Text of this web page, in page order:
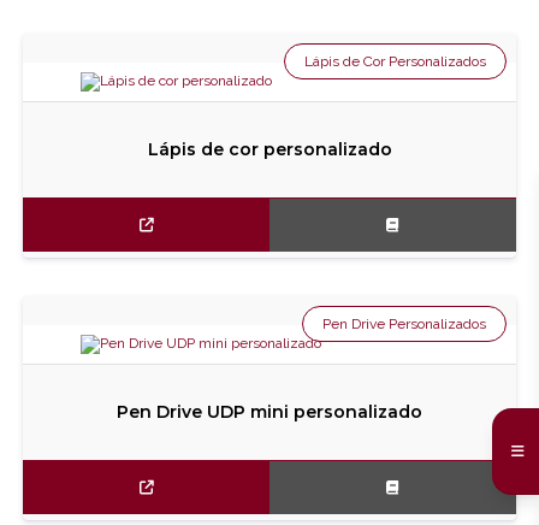
Lápis de cor personalizado
Lápis de Cor Personalizados
Pen Drive UDP mini personalizado
Pen Drive Personalizados